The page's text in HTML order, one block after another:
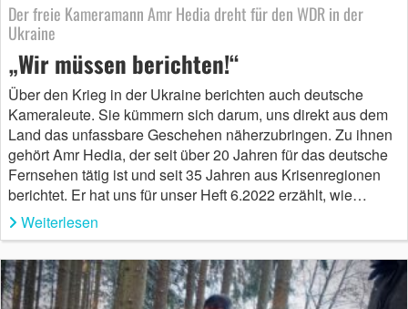
Der freie Kameramann Amr Hedia dreht für den WDR in der
Ukraine
„Wir müssen berichten!“
Über den Krieg in der Ukraine berichten auch deutsche
Kameraleute. Sie kümmern sich darum, uns direkt aus dem
Land das unfassbare Geschehen näherzubringen. Zu ihnen
gehört Amr Hedia, der seit über 20 Jahren für das deutsche
Fernsehen tätig ist und seit 35 Jahren aus Krisenregionen
berichtet. Er hat uns für unser Heft 6.2022 erzählt, wie…
Weiterlesen